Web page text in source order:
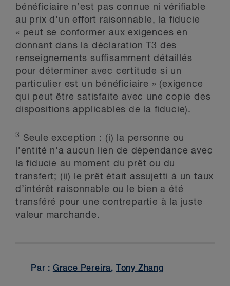
bénéficiaire n’est pas connue ni vérifiable
au prix d’un effort raisonnable, la fiducie
« peut se conformer aux exigences en
donnant dans la déclaration T3 des
renseignements suffisamment détaillés
pour déterminer avec certitude si un
particulier est un bénéficiaire » (exigence
qui peut être satisfaite avec une copie des
dispositions applicables de la fiducie).
3
Seule exception : (i) la personne ou
l’entité n’a aucun lien de dépendance avec
la fiducie au moment du prêt ou du
transfert; (ii) le prêt était assujetti à un taux
d’intérêt raisonnable ou le bien a été
transféré pour une contrepartie à la juste
valeur marchande.
Par : Grace Pereira, Tony Zhang